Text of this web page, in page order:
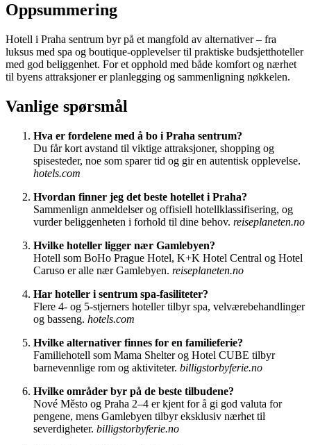
Oppsummering
Hotell i Praha sentrum byr på et mangfold av alternativer – fra
luksus med spa og boutique-opplevelser til praktiske budsjetthoteller
med god beliggenhet. For et opphold med både komfort og nærhet
til byens attraksjoner er planlegging og sammenligning nøkkelen.
Vanlige spørsmål
Hva er fordelene med å bo i Praha sentrum?
Du får kort avstand til viktige attraksjoner, shopping og
spisesteder, noe som sparer tid og gir en autentisk opplevelse.
hotels.com
Hvordan finner jeg det beste hotellet i Praha?
Sammenlign anmeldelser og offisiell hotellklassifisering, og
vurder beliggenheten i forhold til dine behov. reiseplaneten.no
Hvilke hoteller ligger nær Gamlebyen?
Hotell som BoHo Prague Hotel, K+K Hotel Central og Hotel
Caruso er alle nær Gamlebyen. reiseplaneten.no
Har hoteller i sentrum spa-fasiliteter?
Flere 4- og 5-stjerners hoteller tilbyr spa, velværebehandlinger
og basseng. hotels.com
Hvilke alternativer finnes for en familieferie?
Familiehotell som Mama Shelter og Hotel CUBE tilbyr
barnevennlige rom og aktiviteter. billigstorbyferie.no
Hvilke områder byr på de beste tilbudene?
Nové Město og Praha 2–4 er kjent for å gi god valuta for
pengene, mens Gamlebyen tilbyr eksklusiv nærhet til
severdigheter. billigstorbyferie.no